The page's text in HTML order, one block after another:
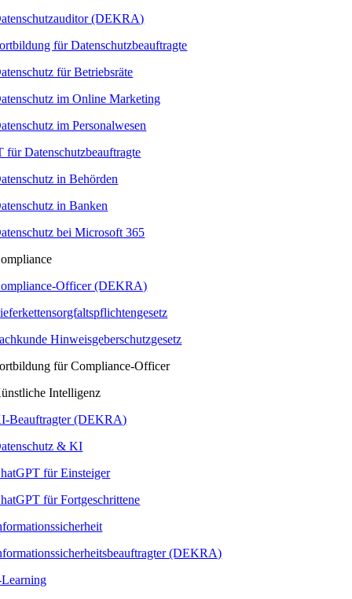
(DEKRA)
für Datenschutzbeauftragte
für Betriebsräte
im Online Marketing
im Personalwesen
für Datenschutzbeauftragte
in Behörden
in Banken
bei Microsoft 365
Officer (DEKRA)
Hinweisgeberschutzgesetz
für Compliance-Officer
Intelligenz
Beauftragter (DEKRA)
& KI
für Einsteiger
für Fortgeschrittene
(DEKRA)
Learning